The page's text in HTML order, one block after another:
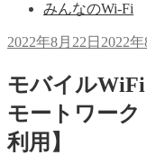
みんなのWi-Fi
2022年8月22日 2022年
モバイル
モートワー
利用】